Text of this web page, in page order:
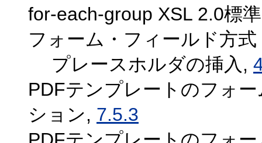
for-each-group XSL 2.0標
フォーム・フィールド方式
プレースホルダの挿入,
PDFテンプレートのフォ
ション, 7.5.3